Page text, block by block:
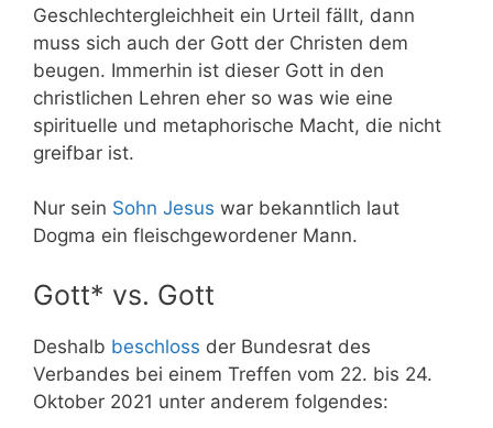
Geschlechtergleichheit ein Urteil fällt, dann
muss sich auch der Gott der Christen dem
beugen. Immerhin ist dieser Gott in den
christlichen Lehren eher so was wie eine
spirituelle und metaphorische Macht, die nicht
greifbar ist.
Nur sein Sohn Jesus war bekanntlich laut
Dogma ein fleischgewordener Mann.
Gott* vs. Gott
Deshalb beschloss der Bundesrat des
Verbandes bei einem Treffen vom 22. bis 24.
Oktober 2021 unter anderem folgendes: